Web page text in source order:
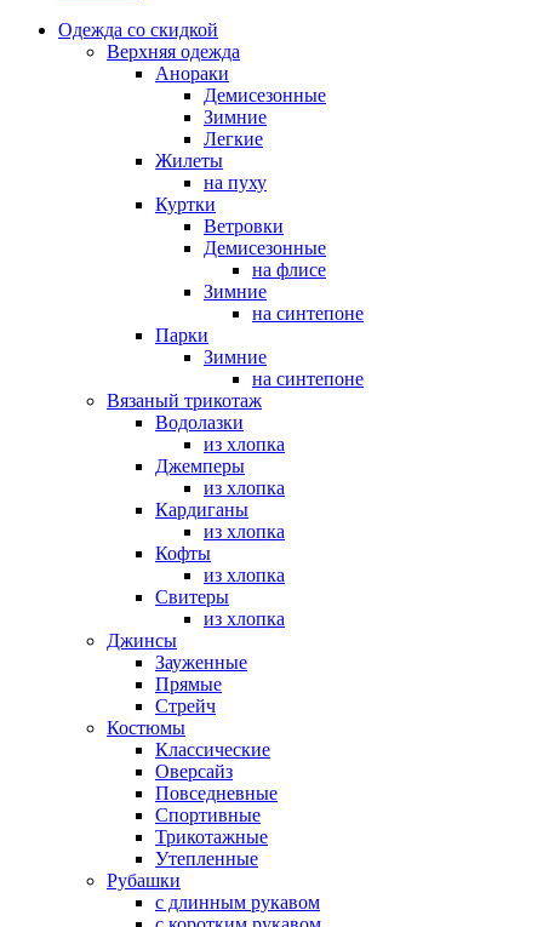
Одежда со скидкой
Верхняя одежда
Анораки
Демисезонные
Зимние
Легкие
Жилеты
на пуху
Куртки
Ветровки
Демисезонные
на флисе
Зимние
на синтепоне
Парки
Зимние
на синтепоне
Вязаный трикотаж
Водолазки
из хлопка
Джемперы
из хлопка
Кардиганы
из хлопка
Кофты
из хлопка
Свитеры
из хлопка
Джинсы
Зауженные
Прямые
Стрейч
Костюмы
Классические
Оверсайз
Повседневные
Спортивные
Трикотажные
Утепленные
Рубашки
с длинным рукавом